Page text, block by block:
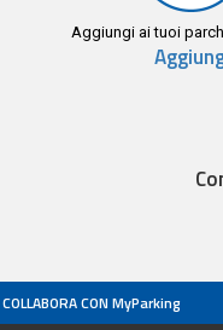
Aggiungi ai tuoi
COLLABORA CON MyParking